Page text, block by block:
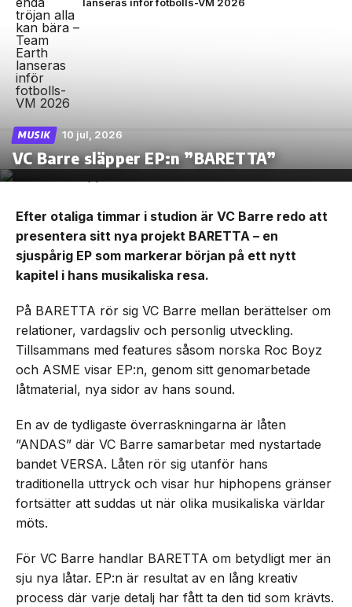
lanseras inför fotbolls-VM 2026
MUSIK 10 jul, 2026
VC Barre släpper EP:n ”BARETTA”
Efter otaliga timmar i studion är VC Barre redo att
presentera sitt nya projekt BARETTA – en
sjuspårig EP som markerar början på ett nytt
kapitel i hans musikaliska resa.
På BARETTA rör sig VC Barre mellan berättelser om
relationer, vardagsliv och personlig utveckling.
Tillsammans med features såsom norska Roc Boyz
och ASME visar EP:n, genom sitt genomarbetade
låtmaterial, nya sidor av hans sound.
En av de tydligaste överraskningarna är låten
”ANDAS” där VC Barre samarbetar med nystartade
bandet VERSA. Låten rör sig utanför hans
traditionella uttryck och visar hur hiphopens gränser
fortsätter att suddas ut när olika musikaliska världar
möts.
För VC Barre handlar BARETTA om betydligt mer än
sju nya låtar. EP:n är resultat av en lång kreativ
process där varje detalj har fått ta den tid som krävts.